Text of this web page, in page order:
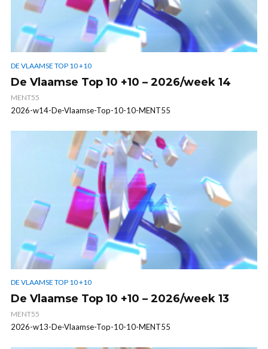
DE VLAAMSE TOP 10 +10
De Vlaamse Top 10 +10 – 2026/week 14
MENT55
2026-w14-De-Vlaamse-Top-10-10-MENT55
DE VLAAMSE TOP 10 +10
De Vlaamse Top 10 +10 – 2026/week 13
MENT55
2026-w13-De-Vlaamse-Top-10-10-MENT55